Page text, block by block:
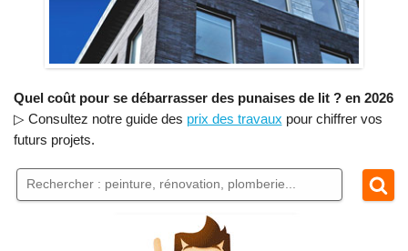
Quel coût pour se débarrasser des punaises de lit ? en 2026
▷ Consultez notre guide des prix des travaux pour chiffrer vos
futurs projets.